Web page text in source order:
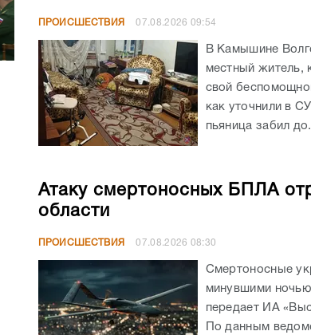
ПРОИСШЕСТВИЯ 07.08.2026 09:54
В Камышине
местный житель,
свой
как уточнили в
пьяница забил
Атаку смертоносных БПЛА
области
ПРОИСШЕСТВИЯ 07.08.2026 08:30
Смертоносные
минувшими
передает ИА
По данным